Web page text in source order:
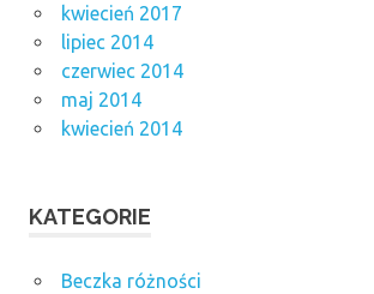
kwiecień 2017
lipiec 2014
czerwiec 2014
maj 2014
kwiecień 2014
KATEGORIE
Beczka różności